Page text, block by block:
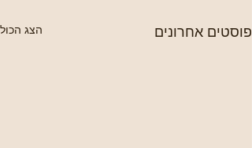
פוסטים אחרונים הצג הכול